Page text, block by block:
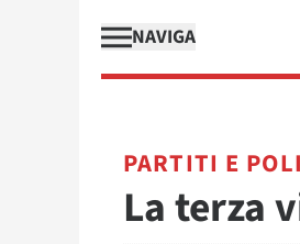
NAVIGA
PARTITI E
La terza